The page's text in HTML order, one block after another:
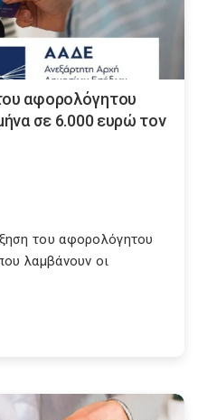
αφορολόγητου
σε 6.000 ευρώ τον
του αφορολόγητου
λαμβάνουν οι